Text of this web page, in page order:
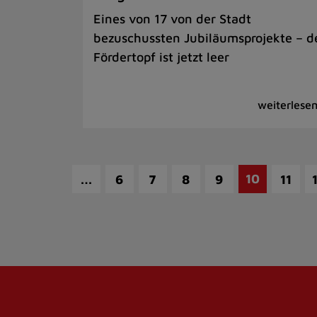
Eines von 17 von der Stadt
bezuschussten Jubiläumsprojekte –
Fördertopf ist jetzt leer
… 6 7 8 9 10 11